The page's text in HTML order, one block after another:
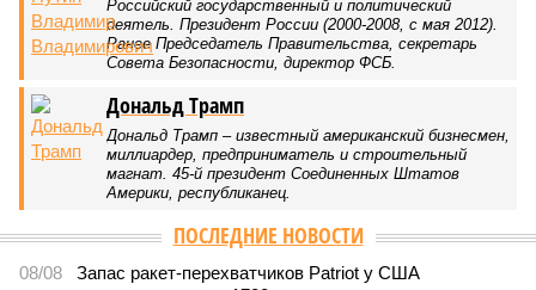
В нескольких станциях от уже сданного «Сказочного
леса» пайщики ЖК «Станция Л» продолжают ждать от
компании Capital Group начала реальной достройки
«Станция ожидания» для дольщиков
В нескольких станциях от уже сданного «Сказочного леса» пайщики ЖК
«Станция Л» продолжают ждать от компании Capital Group начала
реальной достройки (изображение сгенерировано ИИ)